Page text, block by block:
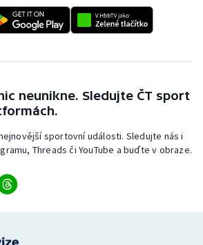
neunikne. Sledujte ČT sport
sportovní události. Sledujte nás i
Threads či YouTube a buďte v obraze.